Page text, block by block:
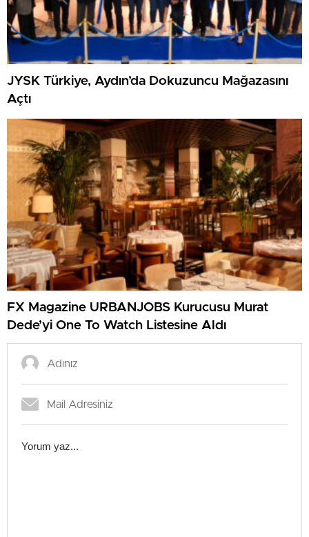
JYSK Türkiye, Aydın’da Dokuzuncu Mağazasını
Açtı
FX Magazine URBANJOBS Kurucusu Murat
Dede’yi One To Watch Listesine Aldı